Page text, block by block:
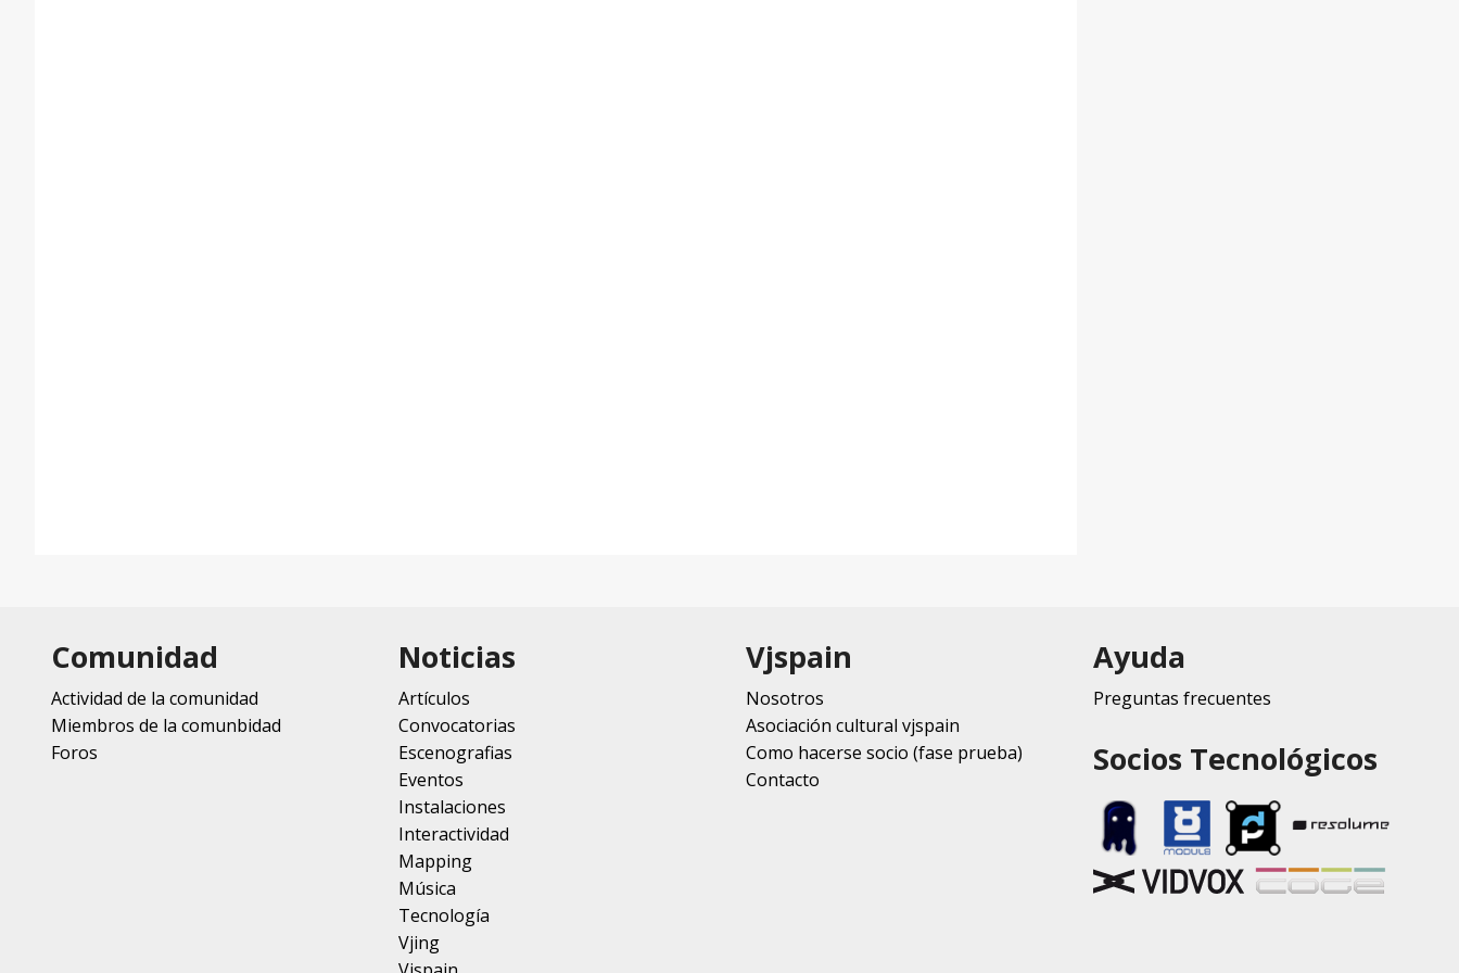
Comunidad
Actividad de la comunidad
Miembros de la comunbidad
Foros
Noticias
Artículos
Convocatorias
Escenografias
Eventos
Instalaciones
Interactividad
Mapping
Música
Tecnología
Vjing
Vjspain
Nosotros
Asociación cultural vjspain
Como hacerse socio (fase prueba)
Contacto
Ayuda
Preguntas frecuentes
Socios Tecnológicos